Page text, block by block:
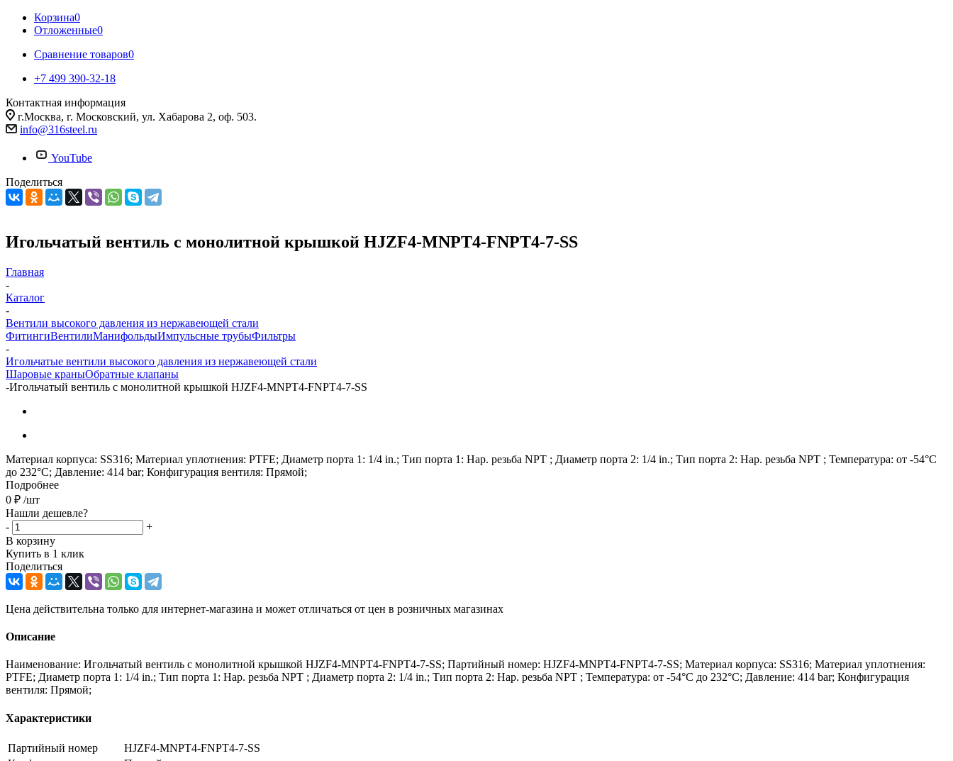
Корзина0
Отложенные0
Сравнение товаров0
+7 499 390-32-18
Контактная информация
г.Москва, г. Московский, ул. Хабарова 2, оф. 503.
info@316steel.ru
YouTube
Поделиться
Игольчатый вентиль с монолитной крышкой HJZF4-MNPT4-FNPT4-7-SS
Главная
-
Каталог
-
Вентили высокого давления из нержавеющей стали
ФитингиВентилиМанифольдыИмпульсные трубыФильтры
-
Игольчатые вентили высокого давления из нержавеющей стали
Шаровые краныОбратные клапаны
-Игольчатый вентиль с монолитной крышкой HJZF4-MNPT4-FNPT4-7-SS
Материал корпуса: SS316; Материал уплотнения: PTFE; Диаметр порта 1: 1/4 in.; Тип порта 1: Нар. резьба NPT ; Диаметр порта 2: 1/4 in.; Тип порта 2: Нар. резьба NPT ; Температура: от -54°C
до 232°C; Давление: 414 bar; Конфигурация вентиля: Прямой;
Подробнее
0 ₽ /шт
Нашли дешевле?
-
+
В корзину
Купить в 1 клик
Поделиться
Цена действительна только для интернет-магазина и может отличаться от цен в розничных магазинах
Описание
Наименование: Игольчатый вентиль с монолитной крышкой HJZF4-MNPT4-FNPT4-7-SS; Партийный номер: HJZF4-MNPT4-FNPT4-7-SS; Материал корпуса: SS316; Материал уплотнения:
PTFE; Диаметр порта 1: 1/4 in.; Тип порта 1: Нар. резьба NPT ; Диаметр порта 2: 1/4 in.; Тип порта 2: Нар. резьба NPT ; Температура: от -54°C до 232°C; Давление: 414 bar; Конфигурация
вентиля: Прямой;
Характеристики
Партийный номер
HJZF4-MNPT4-FNPT4-7-SS